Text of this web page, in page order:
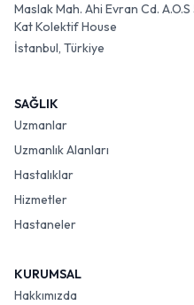
Maslak Mah. Ahi Evran Cd.
Kat Kolektif House
İstanbul, Türkiye
SAĞLIK
Uzmanlar
Uzmanlık Alanları
Hastalıklar
Hizmetler
Hastaneler
KURUMSAL
Hakkımızda